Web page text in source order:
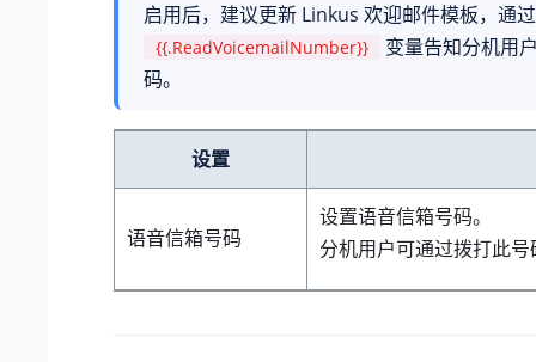
启用后，建议更新 Linkus 欢迎邮件模板，通过
{{.ReadVoicemailNumber}}
变量告知分机用
码。
设置
语音信箱号码
设置语音信箱号码。
分机用户可通过拨打此